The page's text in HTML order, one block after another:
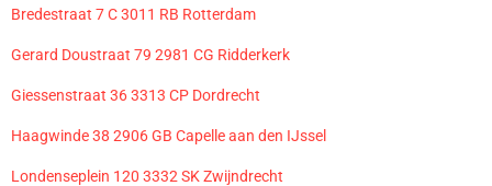
Bredestraat 7 C 3011 RB Rotterdam
Gerard Doustraat 79 2981 CG Ridderkerk
Giessenstraat 36 3313 CP Dordrecht
Haagwinde 38 2906 GB Capelle aan den IJssel
Londenseplein 120 3332 SK Zwijndrecht